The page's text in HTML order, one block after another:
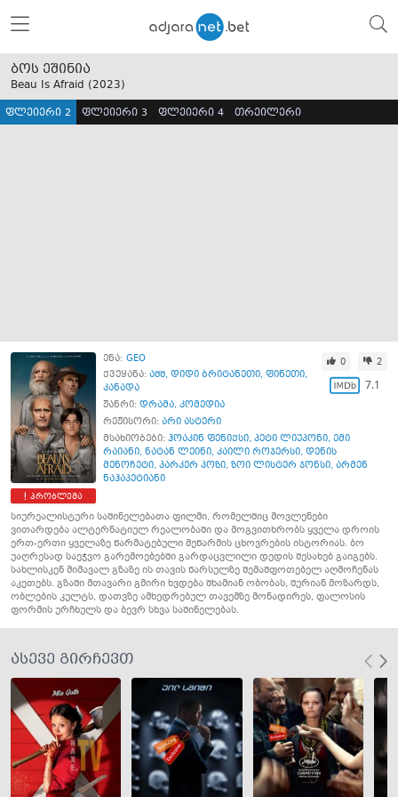
ბოს ეშინია
Beau Is Afraid (2023)
ფლეიერი 2 ფლეიერი 3 ფლეიერი 4 თრეილერი
პრობლემა
ენა: GEO
ქვეყანა: აშშ, დიდი ბრიტანეთი, ფინეთი,
კანადა
0 2
7.1
ჟანრი: დრამა, კომედია
რეჟისორი: არი ასტერი
მსახიობები: ჰოაკინ ფენიქსი, პეტი ლიუპონი, ემი
რაიანი, ნატან ლეინი, კაილი როჯერსი, დენის
მენოჩეტი, პარკერ პოზი, ზოი ლისტერ ჯონსი, არმენ
ნაჰაპეტიანი
სიურეალისტური საშინელებათა ფილმი, რომელშიც მოვლენები
ვითარდება ალტერნატიულ რეალობაში და მოგვითხრობს ყველა დროის
ერთ-ერთი ყველაზე წარმატებული მეწარმის ცხოვრების ისტორიას. ბო
უაღრესად საეჭვო გარემოებებში გარდაცვლილი დედის შესახებ გაიგებს.
სახლისკენ მიმავალ გზაზე ის თავის წარსულზე შემაშფოთებელ აღმოჩენას
აკეთებს. გზაში მთავარი გმირი ხვდება შხამიან ობობას, შურიან მოზარდს,
ობლების კულტს, დათვზე ამხედრებულ თავემზე მონადირეს, ფალოსის
ფორმის ურჩხულს და ბევრ სხვა საშინელებას.
ასევე გირჩევთ